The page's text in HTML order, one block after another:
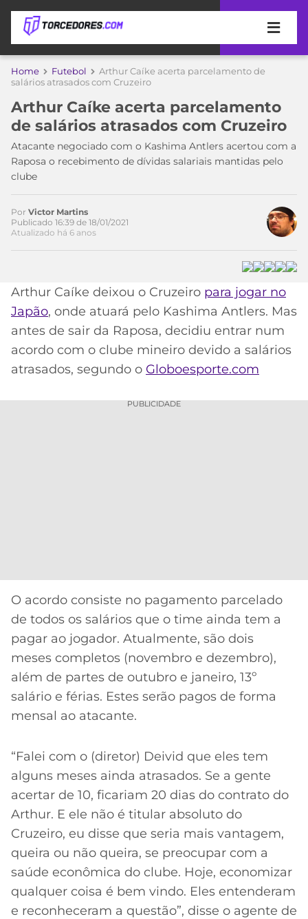
APOSTAS
DE
APOSTA
MELHORES
DE
APOSTAS
2026
BETBOOM
CÓDIGO
DE
INDICAÇÃO
BET365
MELHORES
CASSINOS
ONLINE
2026
COPA
DO
MUNDO
MEU
TIME
PALMEIRAS
CORINTHIANS
SÃO
INTERNACIONAL
GRÊMIO
ATLÉTICO
MG
CAMPEONATOS
SÉRIE
A
LIBERTADORES
DO
CAMPEÕES
LALIGA
ESPORTIVA
MERCADO
DA
BOLA
PALPITES
Home Futebol
Arthur Caíke acerta parcelamento de
salários atrasados com Cruzeiro
Arthur Caíke acerta parcelamento
de salários atrasados com Cruzeiro
Atacante negociado com o Kashima Antlers acertou com a
Raposa o recebimento de dívidas salariais mantidas pelo
clube
Acesse o perfil do autor
no Twitter
Por Victor Martins
Publicado 16:39 de 18/01/2021
Atualizado há 6 anos
Arthur Caíke deixou o Cruzeiro para jogar no
Japão, onde atuará pelo Kashima Antlers. Mas
antes de sair da Raposa, decidiu entrar num
acordo com o clube mineiro devido a salários
atrasados, segundo o Globoesporte.com
PUBLICIDADE
O acordo consiste no pagamento parcelado
de todos os salários que o time ainda tem a
pagar ao jogador. Atualmente, são dois
meses completos (novembro e dezembro),
além de partes de outubro e janeiro, 13º
salário e férias. Estes serão pagos de forma
mensal ao atacante.
“Falei com o (diretor) Deivid que eles tem
alguns meses ainda atrasados. Se a gente
acertar de 10, ficariam 20 dias do contrato do
Arthur. E ele não é titular absoluto do
Cruzeiro, eu disse que seria mais vantagem,
queira ou não queira, se preocupar com a
saúde econômica do clube. Hoje, economizar
qualquer coisa é bem vindo. Eles entenderam
e reconheceram a questão”, disse o agente de